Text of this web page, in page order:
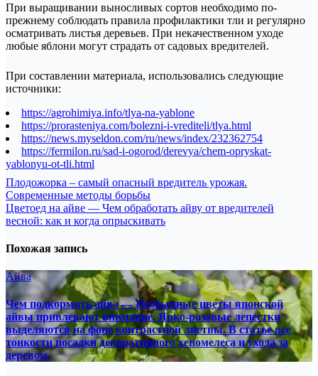
При выращивании выносливых сортов необходимо по-
прежнему соблюдать правила профилактики тли и регулярно
осматривать листья деревьев. При некачественном уходе
любые яблони могут страдать от садовых вредителей.
При составлении материала, использовались следующие
источники:
https://agrohimiya.info/tlya-na-yablone
https://prorasteniya.com/bolezni-i-vrediteli/tlya.html
https://news.myseldon.com/ru/news/index/232362754
https://fermilon.ru/sad-i-ogorod/derevya/chem-opryskat-
yablonyu-ot-tli.html
Навигация
по
записям
Плодожорка – самый опасный вредитель урожая.
Современные методы борьбы
Цветоед на айве — Чем обработать айву от вредителей
весной: как и когда опрыскивать
Похожая запись
Айва
Чем подкормить айва — Необычные цветы японской
айвы привлекают внимание. Ярко-розовые лепестки
выделяются на фоне контрастной листвы. В статье все
тонкости посадки декоративного хеномелеса и ухода за
деревом.